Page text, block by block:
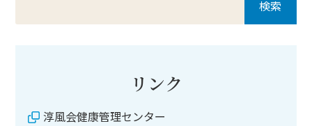
リンク
淳風会健康管理センター